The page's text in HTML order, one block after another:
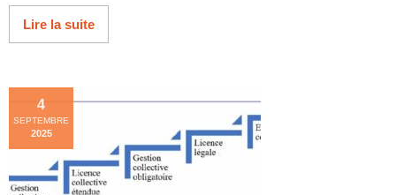
Lire la suite
4
SEPTEMBRE
2025